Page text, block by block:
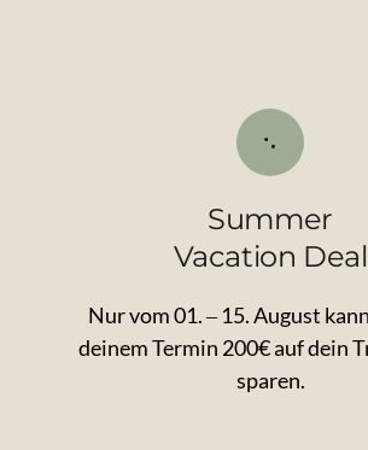
Summer
Vacation Deal
Nur vom 01. ‒ 15. August
deinem Termin 200€ auf dein
sparen.